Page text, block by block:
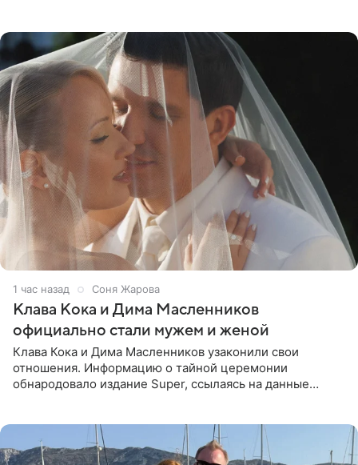
1 час назад Соня Жарова
Клава Кока и Дима Масленников
официально стали мужем и женой
Клава Кока и Дима Масленников узаконили свои
отношения. Информацию о тайной церемонии
обнародовало издание Super, ссылаясь на данные